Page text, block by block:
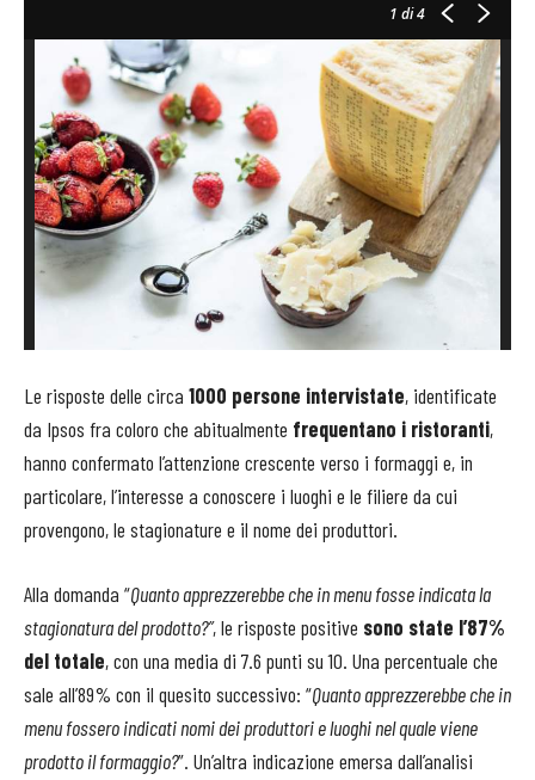
1 di 4
Le risposte delle circa 1000 persone intervistate, identificate
da Ipsos fra coloro che abitualmente frequentano i ristoranti,
hanno confermato l’attenzione crescente verso i formaggi e, in
particolare, l’interesse a conoscere i luoghi e le filiere da cui
provengono, le stagionature e il nome dei produttori.
Alla domanda “Quanto apprezzerebbe che in menu fosse indicata la
stagionatura del prodotto?”, le risposte positive sono state l’87%
del totale, con una media di 7.6 punti su 10. Una percentuale che
sale all’89% con il quesito successivo: “Quanto apprezzerebbe che in
menu fossero indicati nomi dei produttori e luoghi nel quale viene
prodotto il formaggio?”. Un’altra indicazione emersa dall’analisi